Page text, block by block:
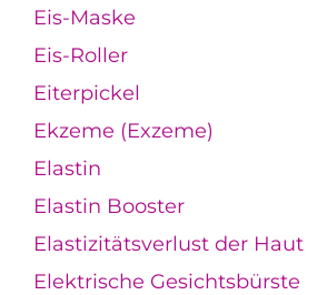
Eis-Maske
Eis-Roller
Eiterpickel
Ekzeme (Exzeme)
Elastin
Elastin Booster
Elastizitätsverlust der Haut
Elektrische Gesichtsbürste